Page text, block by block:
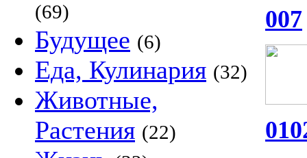
(69)
Будущее (6)
Еда, Кулинария (32)
Животные,
Растения (22)
007